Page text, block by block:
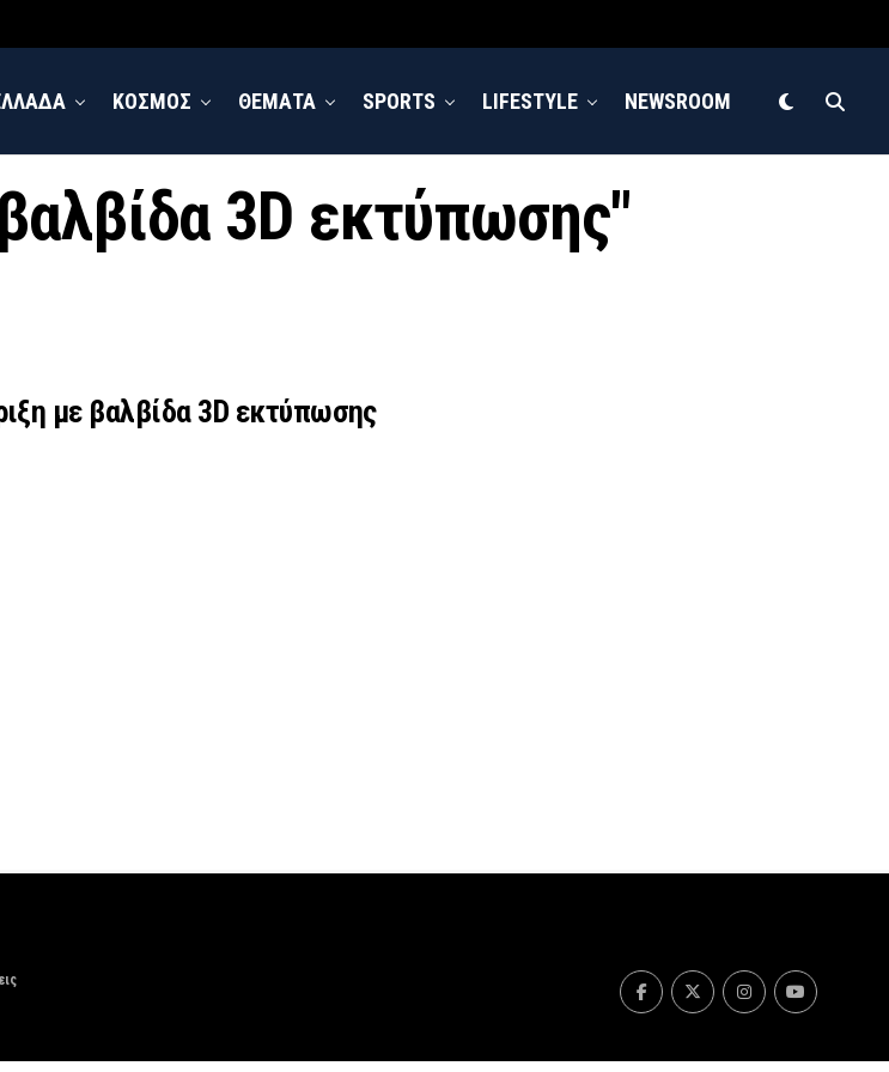
ΚΟΣΜΟΣ ΘΕΜΑΤΑ SPORTS LIFESTYLE NEWSROOM
3D εκτύπωσης"
με βαλβίδα 3D εκτύπωσης